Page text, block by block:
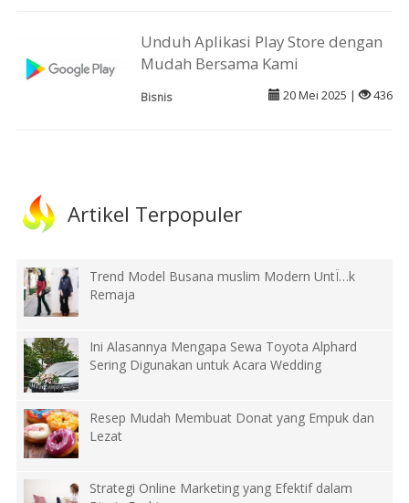
Unduh Aplikasi Play Store dengan
Mudah Bersama Kami
Bisnis 20 Mei 2025 | 436
Artikel Terpopuler
Trend Model Busana muslim Modern UntÏ…k
Remaja
Ini Alasannya Mengapa Sewa Toyota Alphard
Sering Digunakan untuk Acara Wedding
Resep Mudah Membuat Donat yang Empuk dan
Lezat
Strategi Online Marketing yang Efektif dalam